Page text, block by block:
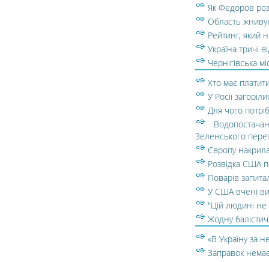
Як Федоров
Область
Рейтинг, який
Україна тричі
Чернігівська
Хто має
У Росії
Для чого
Зеленського
Європу
Розвідка США
Поварів
У США вчені
"Цій людині не
Жодну
«В Україну за
Заправок